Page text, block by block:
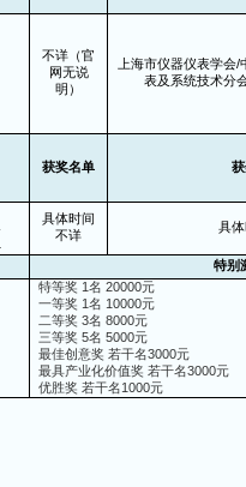
不详（官
网无说
明）
上海市仪器仪表学会
表及系统技术分
获奖名单
具体时间
不详
具
特别
特等奖 1名 20000元
一等奖 1名 10000元
二等奖 3名 8000元
三等奖 5名 5000元
最佳创意奖 若干名3000元
最具产业化价值奖 若干名3000元
优胜奖 若干名1000元